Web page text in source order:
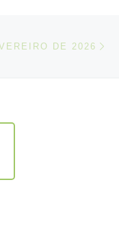
DE 2026